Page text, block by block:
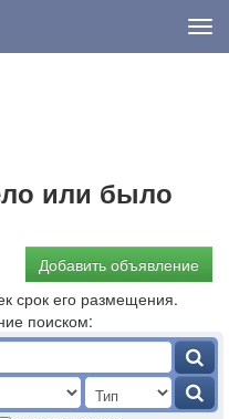
или было
Добавить объявление
срок его размещения.
поиском: